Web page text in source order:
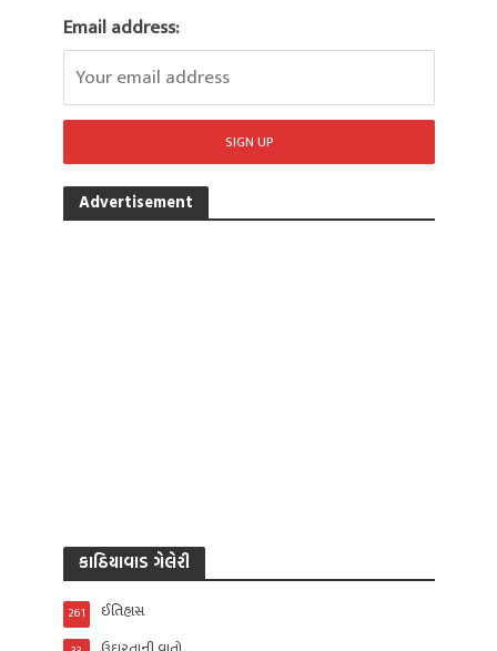
Email address:
Advertisement
કાઠિયાવાડ ગેલેરી
ઈતિહાસ
261